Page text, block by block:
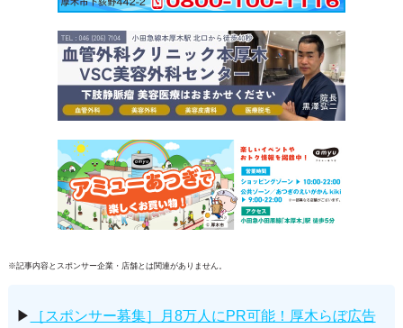
※記事内容とスポンサー企業・店舗とは関連がありません。
▶
［スポンサー募集］月8万人にPR可能！厚木らぼ広告